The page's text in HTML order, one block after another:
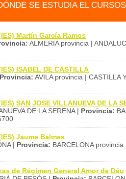
SE ESTUDIA EL
Martín García Ramos
ALMERIA provincia |
ISABEL DE CASTILLA
Provincia: AVILA provincia | CASTILLA
SAN JOSE VILLANUEVA DE LA
DE LA SERENA | Provincia:
Jaume Balmes
| Provincia: BARCELONA provincia
de Régimen General Amor de Déu